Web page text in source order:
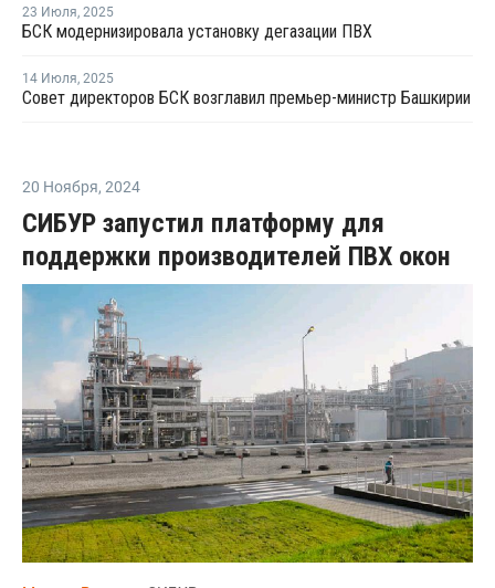
23 Июля, 2025
БСК модернизировала установку дегазации ПВХ
14 Июля, 2025
Совет директоров БСК возглавил премьер-министр Башкирии
20 Ноября, 2024
СИБУР запустил платформу для
поддержки производителей ПВХ окон